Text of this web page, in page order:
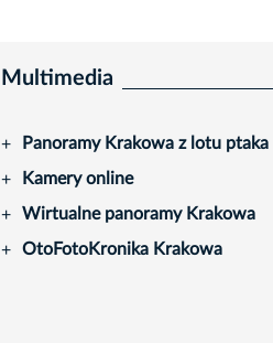
Multimedia
+ Panoramy Krakowa z lotu ptaka
+ Kamery online
+ Wirtualne panoramy Krakowa
+ OtoFotoKronika Krakowa